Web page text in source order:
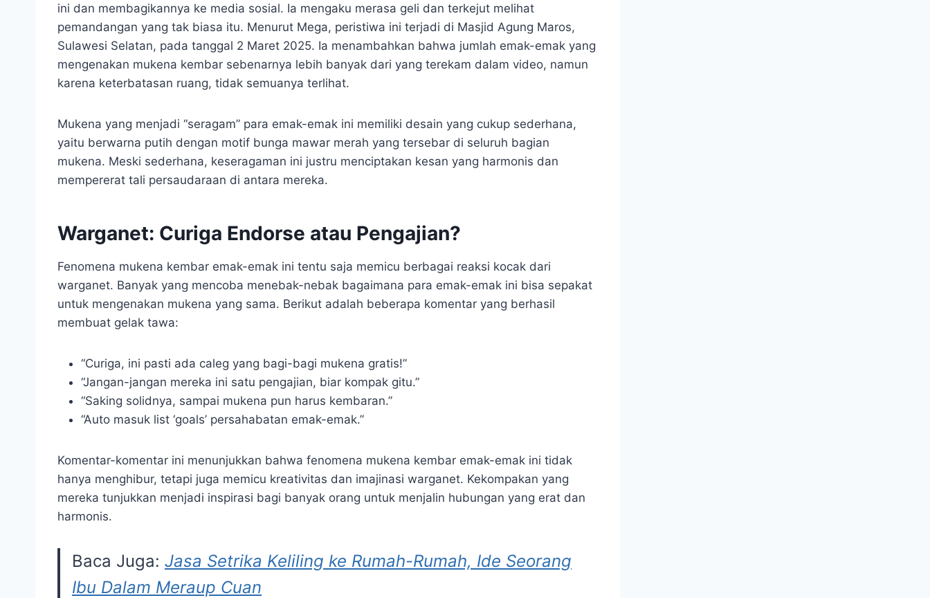
ini dan membagikannya ke media sosial. Ia mengaku merasa geli dan terkejut melihat
pemandangan yang tak biasa itu. Menurut Mega, peristiwa ini terjadi di Masjid Agung Maros,
Sulawesi Selatan, pada tanggal 2 Maret 2025. Ia menambahkan bahwa jumlah emak-emak yang
mengenakan mukena kembar sebenarnya lebih banyak dari yang terekam dalam video, namun
karena keterbatasan ruang, tidak semuanya terlihat.
Mukena yang menjadi “seragam” para emak-emak ini memiliki desain yang cukup sederhana,
yaitu berwarna putih dengan motif bunga mawar merah yang tersebar di seluruh bagian
mukena. Meski sederhana, keseragaman ini justru menciptakan kesan yang harmonis dan
mempererat tali persaudaraan di antara mereka.
Warganet: Curiga Endorse atau Pengajian?
Fenomena mukena kembar emak-emak ini tentu saja memicu berbagai reaksi kocak dari
warganet. Banyak yang mencoba menebak-nebak bagaimana para emak-emak ini bisa sepakat
untuk mengenakan mukena yang sama. Berikut adalah beberapa komentar yang berhasil
membuat gelak tawa:
“Curiga, ini pasti ada caleg yang bagi-bagi mukena gratis!”
“Jangan-jangan mereka ini satu pengajian, biar kompak gitu.”
“Saking solidnya, sampai mukena pun harus kembaran.”
“Auto masuk list ‘goals’ persahabatan emak-emak.”
Komentar-komentar ini menunjukkan bahwa fenomena mukena kembar emak-emak ini tidak
hanya menghibur, tetapi juga memicu kreativitas dan imajinasi warganet. Kekompakan yang
mereka tunjukkan menjadi inspirasi bagi banyak orang untuk menjalin hubungan yang erat dan
harmonis.
Baca Juga: Jasa Setrika Keliling ke Rumah-Rumah, Ide Seorang
Ibu Dalam Meraup Cuan